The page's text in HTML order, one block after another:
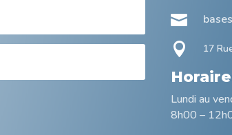

 17
Lundi au
8h00 –